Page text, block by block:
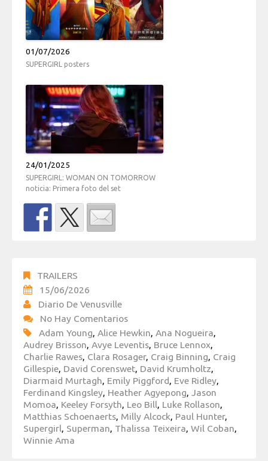
01/07/2026
SUPERGIRL posters
24/01/2025
SUPERGIRL: WOMAN ON TOMORROW
noticia: Primera foto del set
TRAILERS
15/06/2026
Diario De Venusville
No Hay Comentarios
Adam Young, Alice Hewkin, Ana Nogueira,
Audrey Brisson, Avye Leventis, Bruce Lennox,
Charlie Rawes, Clara Rosager, Craig Binning, Craig
Gillespie, David Corenswet, David Krumholtz,
Diarmaid Murtagh, Emily Piggford, Eve Ridley,
Ferdinand Kingsley, Heather Agyepong, Jason
Momoa, Keeley Forsyth, Leo Bill, Luke Rollason,
Matthias Schoenaerts, Milly Alcock, Paul Hunter,
Supergirl, Superman, Thalissa Teixeira, Wil Coban,
Winnie Ama